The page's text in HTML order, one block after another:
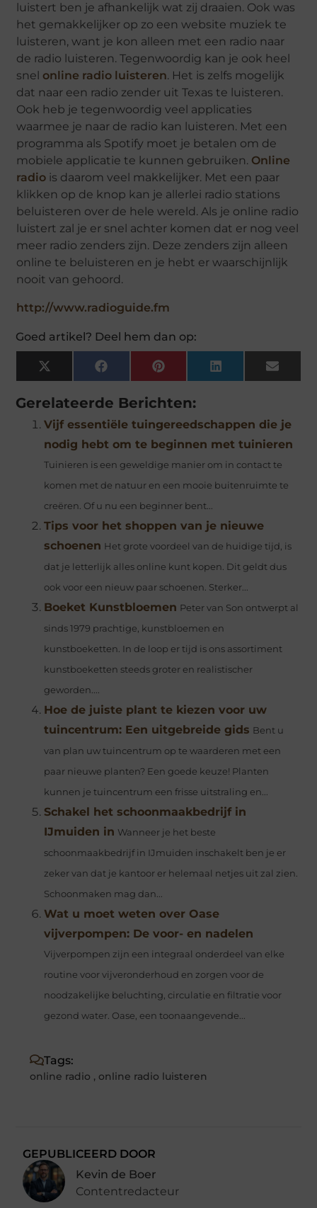
luistert ben je afhankelijk wat zij draaien. Ook was
het gemakkelijker op zo een website muziek te
luisteren, want je kon alleen met een radio naar
de radio luisteren. Tegenwoordig kan je ook heel
snel online radio luisteren. Het is zelfs mogelijk
dat naar een radio zender uit Texas te luisteren.
Ook heb je tegenwoordig veel applicaties
waarmee je naar de radio kan luisteren. Met een
programma als Spotify moet je betalen om de
mobiele applicatie te kunnen gebruiken. Online
radio is daarom veel makkelijker. Met een paar
klikken op de knop kan je allerlei radio stations
beluisteren over de hele wereld. Als je online radio
luistert zal je er snel achter komen dat er nog veel
meer radio zenders zijn. Deze zenders zijn alleen
online te beluisteren en je hebt er waarschijnlijk
nooit van gehoord.
http://www.radioguide.fm
Goed artikel? Deel hem dan op:
X
(Twitter)
FacebookPinterestLinkedIn Email
Gerelateerde Berichten:
Vijf essentiële tuingereedschappen die je
nodig hebt om te beginnen met tuinieren
Tuinieren is een geweldige manier om in contact te
komen met de natuur en een mooie buitenruimte te
creëren. Of u nu een beginner bent...
Tips voor het shoppen van je nieuwe
schoenen Het grote voordeel van de huidige tijd, is
dat je letterlijk alles online kunt kopen. Dit geldt dus
ook voor een nieuw paar schoenen. Sterker...
Boeket Kunstbloemen Peter van Son ontwerpt al
sinds 1979 prachtige, kunstbloemen en
kunstboeketten. In de loop er tijd is ons assortiment
kunstboeketten steeds groter en realistischer
geworden....
Hoe de juiste plant te kiezen voor uw
tuincentrum: Een uitgebreide gids Bent u
van plan uw tuincentrum op te waarderen met een
paar nieuwe planten? Een goede keuze! Planten
kunnen je tuincentrum een frisse uitstraling en...
Schakel het schoonmaakbedrijf in
IJmuiden in Wanneer je het beste
schoonmaakbedrijf in IJmuiden inschakelt ben je er
zeker van dat je kantoor er helemaal netjes uit zal zien.
Schoonmaken mag dan...
Wat u moet weten over Oase
vijverpompen: De voor- en nadelen
Vijverpompen zijn een integraal onderdeel van elke
routine voor vijveronderhoud en zorgen voor de
noodzakelijke beluchting, circulatie en filtratie voor
gezond water. Oase, een toonaangevende...
Tags:
online radio , online radio luisteren
GEPUBLICEERD DOOR
Kevin de Boer
Contentredacteur